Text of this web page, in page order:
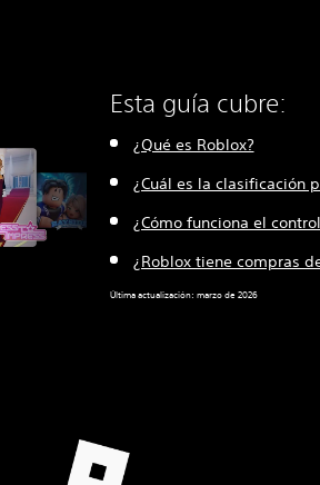
Esta guía cubre:
¿Qué es Roblox?
¿Cuál es la clasificación
¿Cómo funciona el
¿Roblox tiene compras
Última actualización: marzo de 2026